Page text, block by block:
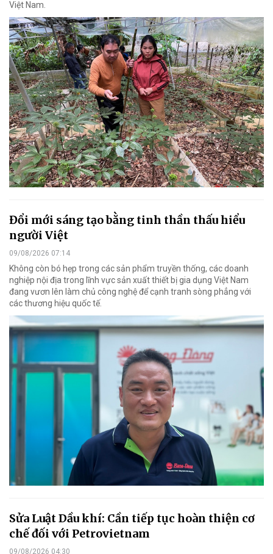
Việt Nam.
Đổi mới sáng tạo bằng tinh thần thấu hiểu
người Việt
09/08/2026 07:14
Không còn bó hẹp trong các sản phẩm truyền thống, các doanh
nghiệp nội địa trong lĩnh vực sản xuất thiết bị gia dụng Việt Nam
đang vươn lên làm chủ công nghệ để cạnh tranh sòng phẳng với
các thương hiệu quốc tế.
Sửa Luật Dầu khí: Cần tiếp tục hoàn thiện cơ
chế đối với Petrovietnam
09/08/2026 04:30